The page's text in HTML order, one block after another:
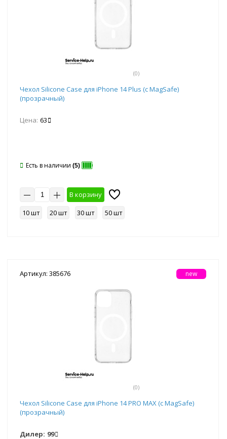
(0)
Чехол Silicone Case для iPhone 14 Plus (с MagSafe)
(прозрачный)
Цена: 63
Есть в наличии (5)
В корзину
10 шт
20 шт 30 шт 50 шт
Артикул: 385676
(0)
new
Чехол Silicone Case для iPhone 14 PRO MAX (с MagSafe)
(прозрачный)
Дилер: 99